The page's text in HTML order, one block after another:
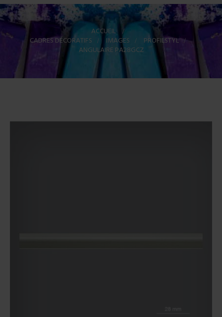
ACCUEIL >
CADRES DÉCORATIFS > IMAGES > PROFILSTYL >
ANGULAIRE PA28GCZ